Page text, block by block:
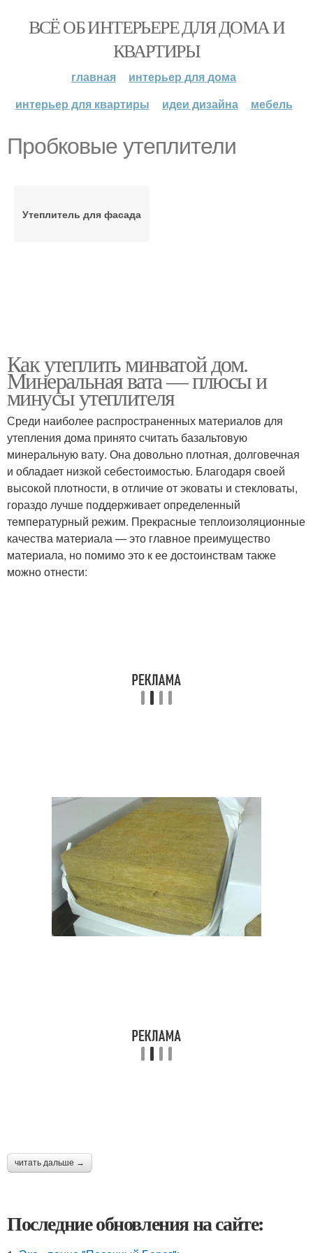
ВСЁ ОБ ИНТЕРЬЕРЕ ДЛЯ ДОМА И
КВАРТИРЫ
главная
интерьер для дома
интерьер для квартиры
идеи дизайна мебель
Пробковые утеплители
Утеплитель для фасада
Как утеплить минватой дом.
Минеральная вата — плюсы и
минусы утеплителя
Среди наиболее распространенных материалов для
утепления дома принято считать базальтовую
минеральную вату. Она довольно плотная, долговечная
и обладает низкой себестоимостью. Благодаря своей
высокой плотности, в отличие от эковаты и стекловаты,
гораздо лучше поддерживает определенный
температурный режим. Прекрасные теплоизоляционные
качества материала — это главное преимущество
материала, но помимо это к ее достоинствам также
можно отнести:
читать дальше →
Последние обновления на сайте: